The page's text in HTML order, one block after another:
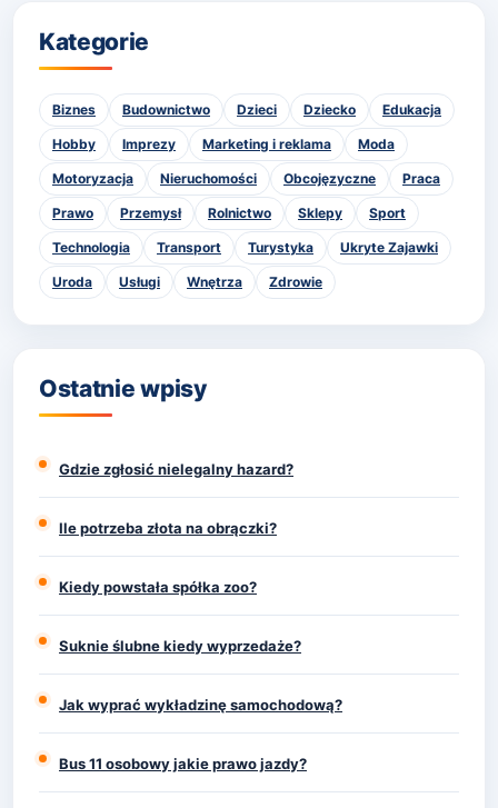
Kategorie
Biznes Budownictwo Dzieci Dziecko Edukacja
Hobby Imprezy Marketing i reklama Moda
Motoryzacja Nieruchomości Obcojęzyczne Praca
Prawo Przemysł Rolnictwo Sklepy Sport
Technologia Transport Turystyka Ukryte Zajawki
Uroda Usługi Wnętrza Zdrowie
Ostatnie wpisy
Gdzie zgłosić nielegalny hazard?
Ile potrzeba złota na obrączki?
Kiedy powstała spółka zoo?
Suknie ślubne kiedy wyprzedaże?
Jak wyprać wykładzinę samochodową?
Bus 11 osobowy jakie prawo jazdy?